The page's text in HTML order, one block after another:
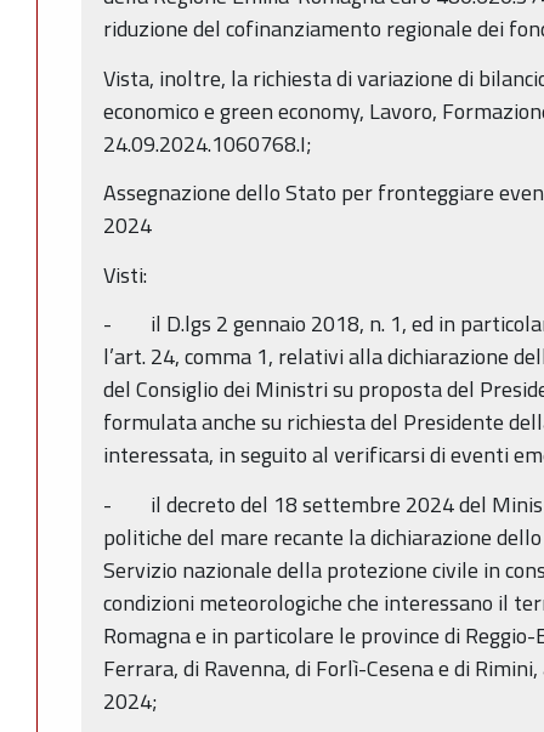
riduzione del cofinanziamento regionale dei
Vista, inoltre, la richiesta di variazione di
economico e green economy, Lavoro,
24.09.2024.1060768.I;
Assegnazione dello Stato per fronteggiare
2024
Visti:
- il D.lgs 2 gennaio 2018, n. 1, ed in
l’art. 24, comma 1, relativi alla dichiarazione
del Consiglio dei Ministri su proposta del
formulata anche su richiesta del Presidente
interessata, in seguito al verificarsi di eventi
- il decreto del 18 settembre 2024 del
politiche del mare recante la dichiarazione
Servizio nazionale della protezione civile in
condizioni meteorologiche che interessano il
Romagna e in particolare le province di
Ferrara, di Ravenna, di Forlì-Cesena e di
2024;